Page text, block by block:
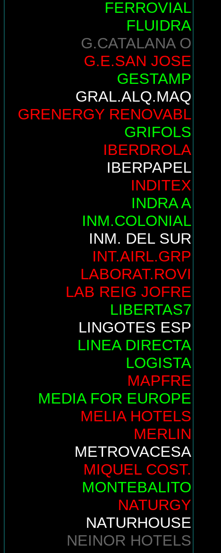
FERROVIAL
FLUIDRA
G.CATALANA O
G.E.SAN JOSE
GESTAMP
GRAL.ALQ.MAQ
GRENERGY RENOVABL
GRIFOLS
IBERDROLA
IBERPAPEL
INDITEX
INDRA A
INM.COLONIAL
INM. DEL SUR
INT.AIRL.GRP
LABORAT.ROVI
LAB REIG JOFRE
LIBERTAS7
LINGOTES ESP
LINEA DIRECTA
LOGISTA
MAPFRE
MEDIA FOR EUROPE
MELIA HOTELS
MERLIN
METROVACESA
MIQUEL COST.
MONTEBALITO
NATURGY
NATURHOUSE
NEINOR HOTELS